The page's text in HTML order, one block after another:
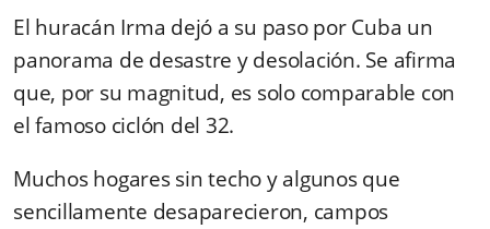
El huracán Irma dejó a su paso por Cuba un
panorama de desastre y desolación. Se afirma
que, por su magnitud, es solo comparable con
el famoso ciclón del 32.
Muchos hogares sin techo y algunos que
sencillamente desaparecieron, campos